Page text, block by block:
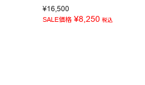
¥16,500
SALE価格 ¥8,250 税込